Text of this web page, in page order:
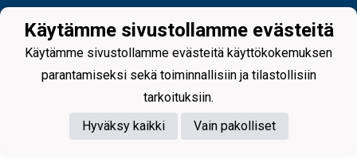
Käytämme sivustollamme evästeitä
Käytämme sivustollamme evästeitä käyttökokemuksen
parantamiseksi sekä toiminnallisiin ja tilastollisiin
tarkoituksiin.
Hyväksy kaikki
Vain pakolliset